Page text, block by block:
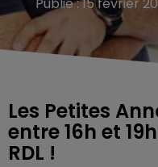
Les Petites
entre 16h et
RDL !